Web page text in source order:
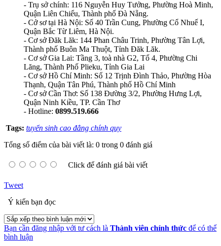
- Trụ sở chính: 116 Nguyễn Huy Tưởng, Phường Hoà Minh,
Quận Liên Chiểu, Thành phố Đà Nẵng.
- Cở sơ tại Hà Nội: Số 40 Trần Cung, Phường Cổ Nhuế I,
Quận Bắc Từ Liêm, Hà Nội.
- Cơ sở Đăk Lăk: 144 Phan Châu Trinh, Phường Tân Lợi,
Thành phố Buôn Ma Thuột, Tỉnh Đăk Lăk.
- Cơ sở Gia Lai: Tầng 3, toà nhà G2, Tổ 4, Phường Chi
Lăng, Thành Phố Plieku, Tỉnh Gia Lai
- Cơ sở Hồ Chí Minh: Số 12 Trịnh Đình Thảo, Phường Hòa
Thạnh, Quận Tân Phú, Thành phố Hồ Chí Minh
- Cơ sở Cần Thơ: Số 138 Đường 3/2, Phường Hưng Lợi,
Quận Ninh Kiều, TP. Cần Thơ
- Hotline: 0899.519.666
Tags: tuyển sinh cao đẳng chính quy
Tổng số điểm của bài viết là: 0 trong 0 đánh giá
Click để đánh giá bài viết
Tweet
Ý kiến bạn đọc
Bạn cần đăng nhập với tư cách là Thành viên chính thức để có thể
bình luận